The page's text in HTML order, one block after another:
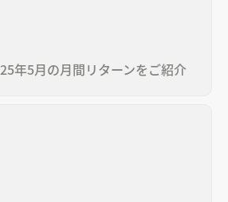
年5月の月間リターンをご紹介
大統領の関税措置と市場の混乱